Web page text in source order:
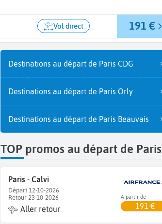
Vol direct 191 €
Destinations au départ de Paris CDG
Destinations au départ de Paris Orly
Destinations au départ de Paris Beauvais
TOP promos au départ de Paris
Paris - Calvi
Départ 12-10-2026
Retour 23-10-2026
Aller retour
A partir de
191 €